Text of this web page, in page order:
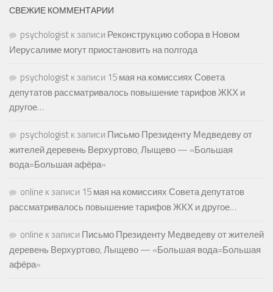
СВЕЖИЕ КОММЕНТАРИИ
psychologistк записиРеконструкцию собора в Новом
Иерусалиме могут приостановить на полгода
psychologistк записи 15 мая на комиссиях Совета
депутатов рассматривалось повышение тарифов ЖКХ и
другое…
psychologistк записиПисьмо Президенту Медведеву от
жителей деревень Верхуртово, Лыщево — «Большая
вода=Большая афёра»
online к записи 15 мая на комиссиях Совета депутатов
рассматривалось повышение тарифов ЖКХ и другое…
online к записиПисьмо Президенту Медведеву от жителей
деревень Верхуртово, Лыщево — «Большая вода=Большая
афёра»